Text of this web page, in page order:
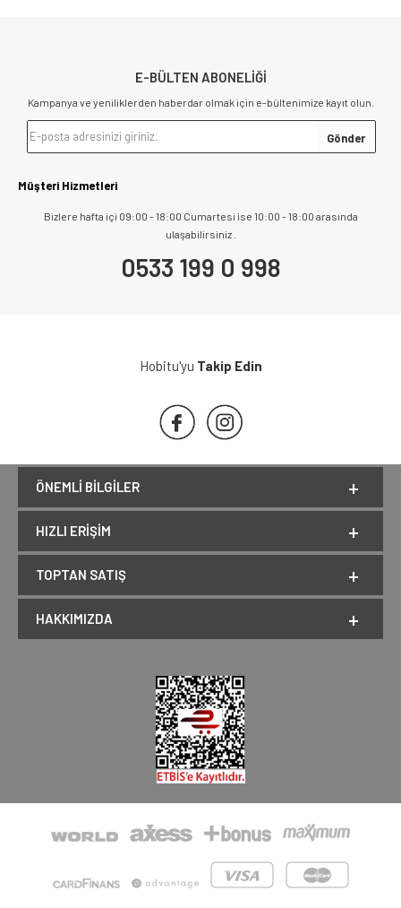
E-BÜLTEN ABONELİĞİ
Kampanya ve yeniliklerden haberdar olmak için e-bültenimize kayıt olun.
Müşteri Hizmetleri
Bizlere hafta içi 09:00 - 18:00 Cumartesi ise 10:00 - 18:00 arasında
ulaşabilirsiniz .
0533 199 0 998
Hobitu'yu Takip Edin
ÖNEMLI BILGILER
HIZLI ERIŞIM
TOPTAN SATIŞ
HAKKIMIZDA